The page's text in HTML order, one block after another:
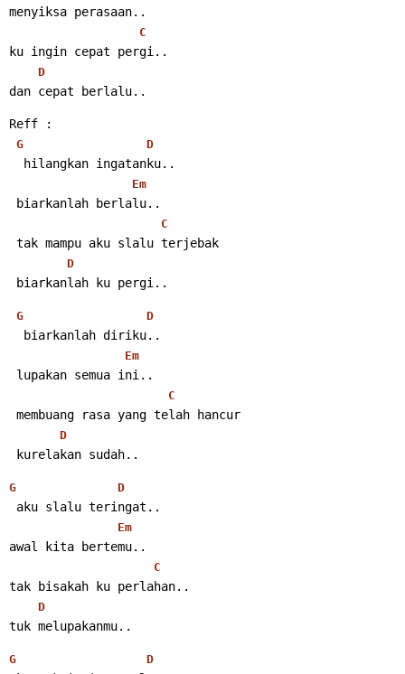
menyiksa perasaan..
C
ku ingin cepat pergi..
D
dan cepat berlalu..
Reff :
G D
  hilangkan ingatanku..
Em
biarkanlah berlalu..
C
tak mampu aku slalu terjebak
D
biarkanlah ku pergi..
G D
  biarkanlah diriku..
Em
lupakan semua ini..
C
membuang rasa yang telah hancur
D
kurelakan sudah..
G D
aku slalu teringat..
Em
awal kita bertemu..
C
tak bisakah ku perlahan..
D
tuk melupakanmu..
G D